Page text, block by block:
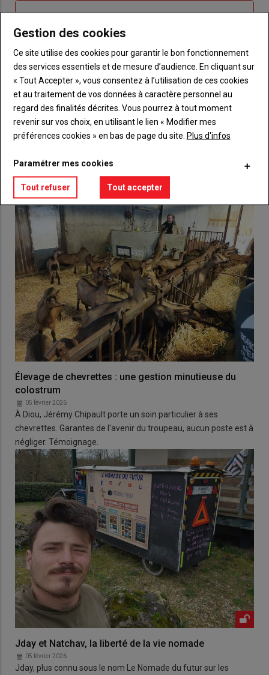
TITRE CRÉEZ UN COMPTE
BodyChoisissez votre formule et créez votre
compte pour accéder à tout {nom-site}.
Créez un compte
Élevage de chevrettes : une gestion minutieuse du
colostrum
05 février 2026
À Diou, Jérémy Chipault porte un soin particulier à ses
chevrettes. Garantes de l'avenir du troupeau, aucun poste est à
négliger. Témoignage.
Jday et Natchav, la liberté de la vie nomade
05 février 2026
Jday, plus connu sous le nom Le Nomade du futur sur les
Gestion des cookies
Ce site utilise des cookies pour garantir le bon fonctionnement
des services essentiels et de mesure d’audience. En cliquant sur
« Tout Accepter », vous consentez à l’utilisation de ces cookies
et au traitement de vos données à caractère personnel au
regard des finalités décrites. Vous pourrez à tout moment
revenir sur vos choix, en utilisant le lien « Modifier mes
préférences cookies » en bas de page du site. Plus d'infos
Paramétrer mes cookies
Tout refuser Tout accepter